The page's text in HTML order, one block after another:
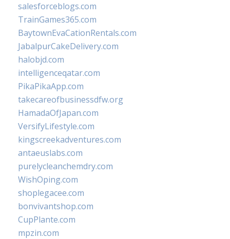
salesforceblogs.com
TrainGames365.com
BaytownEvaCationRentals.com
JabalpurCakeDelivery.com
halobjd.com
intelligenceqatar.com
PikaPikaApp.com
takecareofbusinessdfw.org
HamadaOfJapan.com
VersifyLifestyle.com
kingscreekadventures.com
antaeuslabs.com
purelycleanchemdry.com
WishOping.com
shoplegacee.com
bonvivantshop.com
CupPlante.com
mpzin.com